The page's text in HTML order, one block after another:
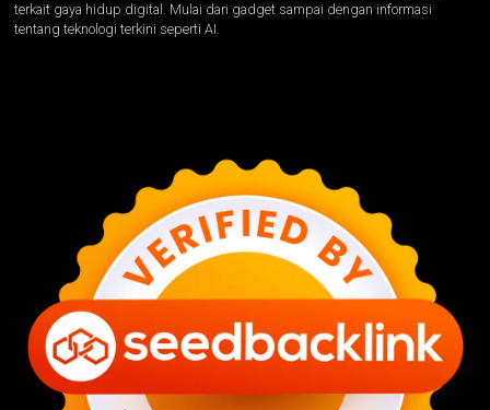
terkait gaya hidup digital. Mulai dari gadget sampai dengan informasi
tentang teknologi terkini seperti AI.